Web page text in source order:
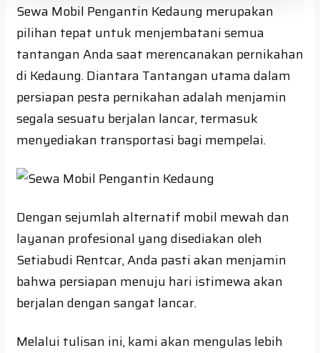
Sewa Mobil Pengantin Kedaung merupakan
pilihan tepat untuk menjembatani semua
tantangan Anda saat merencanakan pernikahan
di Kedaung. Diantara Tantangan utama dalam
persiapan pesta pernikahan adalah menjamin
segala sesuatu berjalan lancar, termasuk
menyediakan transportasi bagi mempelai.
Dengan sejumlah alternatif mobil mewah dan
layanan profesional yang disediakan oleh
Setiabudi Rentcar, Anda pasti akan menjamin
bahwa persiapan menuju hari istimewa akan
berjalan dengan sangat lancar.
Melalui tulisan ini, kami akan mengulas lebih